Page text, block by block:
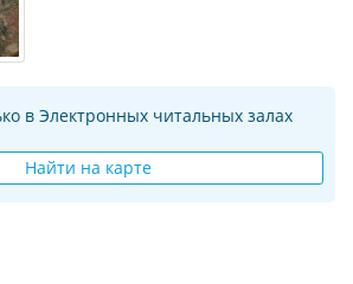
в Электронных читальных залах
Найти на карте